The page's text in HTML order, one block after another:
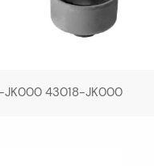
JK000 43018-JK000